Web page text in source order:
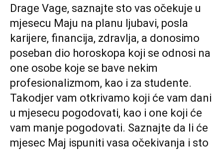
Drage Vage, saznajte sto vas očekuje u
mjesecu Maju na planu ljubavi, posla
karijere, financija, zdravlja, a donosimo
poseban dio horoskopa koji se odnosi na
one osobe koje se bave nekim
profesionalizmom, kao i za studente.
Takodjer vam otkrivamo koji će vam dani
u mjesecu pogodovati, kao i one koji će
vam manje pogodovati. Saznajte da li će
mjesec Maj ispuniti vasa očekivanja i sto